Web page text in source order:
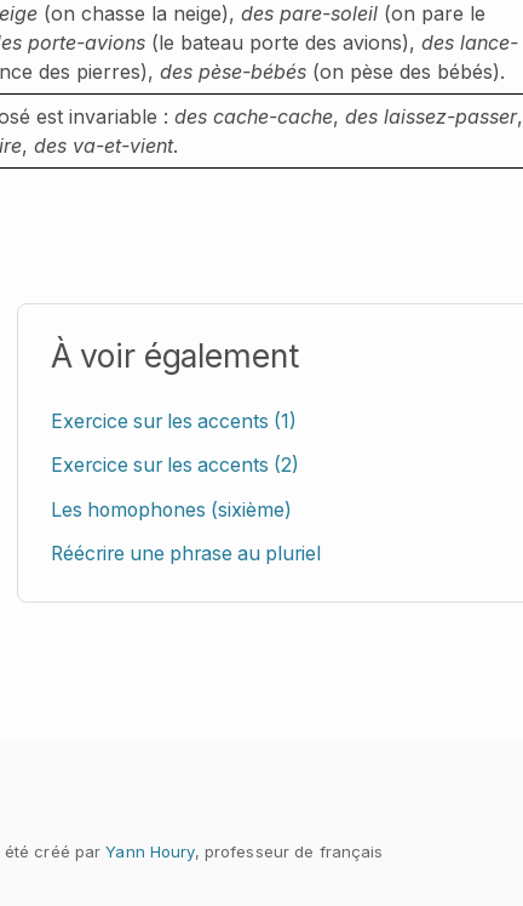
(on chasse la neige),des pare-soleil (on pare le
porte-avions (le bateau porte des avions),des lance-
des pierres),des pèse-bébés (on pèse des bébés).
est invariable :des cache-cache,des laissez-passer,
,des va-et-vient.
À voir également
Exercice sur les accents (1)
Exercice sur les accents (2)
Les homophones (sixième)
Réécrire une phrase au pluriel
été créé parYann Houry, professeur de français